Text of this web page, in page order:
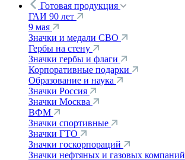
Готовая продукция
ГАИ 90 лет
9 мая
Значки и медали СВО
Гербы на стену
Значки гербы и флаги
Корпоративные подарки
Образование и наука
Значки Россия
Значки Москва
ВФМ
Значки спортивные
Значки ГТО
Значки госкорпораций
Значки нефтяных и газовых компаний